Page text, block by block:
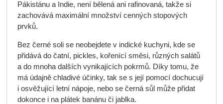
Pákistánu a Indie, není bělená ani rafinovaná, takže si
zachovává maximální množství cenných stopových
prvků.
Bez černé soli se neobejdete v indické kuchyni, kde se
přidává do čatní, pickles, kořenící směsi, různých salátů
a do mnoha dalších vynikajících pokrmů. Díky tomu, že
má údajně chladivé účinky, tak se s její pomocí dochucují
i osvěžující letní nápoje, nebo se černá sůl může přidat
dokonce i na plátek banánu či jablka.